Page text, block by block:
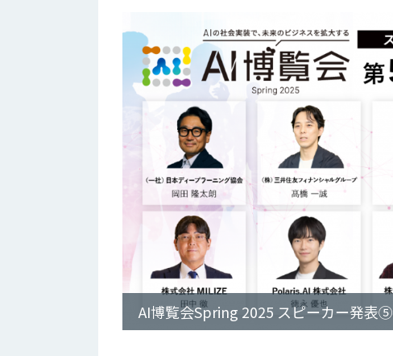
AI博覧会Spring 2025 スピーカー発表⑤